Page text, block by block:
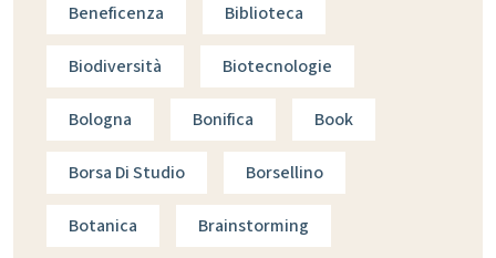
Beneficenza Biblioteca
Biodiversità Biotecnologie
Bologna Bonifica Book
Borsa Di Studio Borsellino
Botanica Brainstorming